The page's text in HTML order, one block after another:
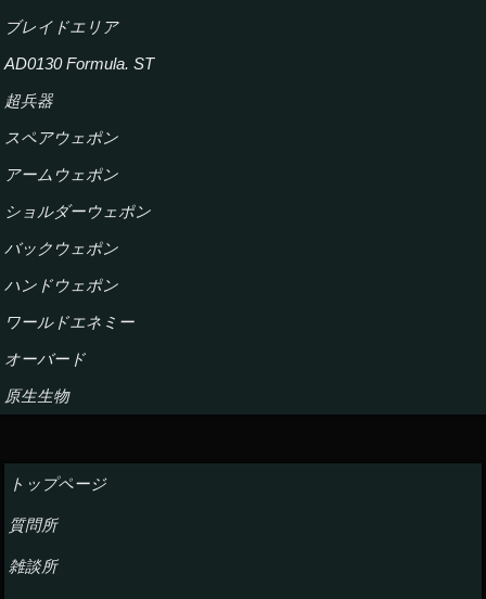
ブレイドエリア
AD0130 Formula. ST
超兵器
スペアウェポン
アームウェポン
ショルダーウェポン
バックウェポン
ハンドウェポン
ワールドエネミー
オーバード
原生生物
トップページ
質問所
雑談所